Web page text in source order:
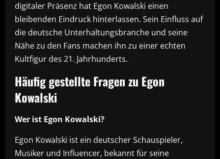
digitaler Präsenz hat Egon Kowalski einen
bleibenden Eindruck hinterlassen. Sein Einfluss auf
die deutsche Unterhaltungsbranche und seine
Nähe zu den Fans machen ihn zu einer echten
Kultfigur des 21. Jahrhunderts.
Häufig gestellte Fragen zu Egon
Kowalski
Wer ist Egon Kowalski?
Egon Kowalski ist ein deutscher Schauspieler,
Musiker und Influencer, bekannt für seine